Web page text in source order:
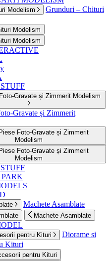
Modelism
Grunduri – Chituri
Modelism
Modelism
Gravate și Zimmerit Modelism
Gravate și Zimmerit
Modelism
Modelism
Machete Asamblate
Machete Asamblate
pentru Kituri
Diorame si
Kituri
pentru Kituri